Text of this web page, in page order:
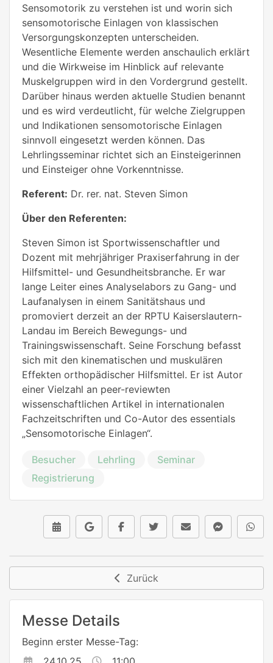
Sensomotorik zu verstehen ist und worin sich
sensomotorische Einlagen von klassischen
Versorgungskonzepten unterscheiden.
Wesentliche Elemente werden anschaulich erklärt
und die Wirkweise im Hinblick auf relevante
Muskelgruppen wird in den Vordergrund gestellt.
Darüber hinaus werden aktuelle Studien benannt
und es wird verdeutlicht, für welche Zielgruppen
und Indikationen sensomotorische Einlagen
sinnvoll eingesetzt werden können. Das
Lehrlingsseminar richtet sich an Einsteigerinnen
und Einsteiger ohne Vorkenntnisse.
Referent: Dr. rer. nat. Steven Simon
Über den Referenten:
Steven Simon ist Sportwissenschaftler und
Dozent mit mehrjähriger Praxiserfahrung in der
Hilfsmittel- und Gesundheitsbranche. Er war
lange Leiter eines Analyselabors zu Gang- und
Laufanalysen in einem Sanitätshaus und
promoviert derzeit an der RPTU Kaiserslautern-
Landau im Bereich Bewegungs- und
Trainingswissenschaft. Seine Forschung befasst
sich mit den kinematischen und muskulären
Effekten orthopädischer Hilfsmittel. Er ist Autor
einer Vielzahl an peer-reviewten
wissenschaftlichen Artikel in internationalen
Fachzeitschriften und Co-Autor des essentials
„Sensomotorische Einlagen“.
Besucher Lehrling
Seminar
Registrierung
Zurück
Messe Details
Beginn erster Messe-Tag: